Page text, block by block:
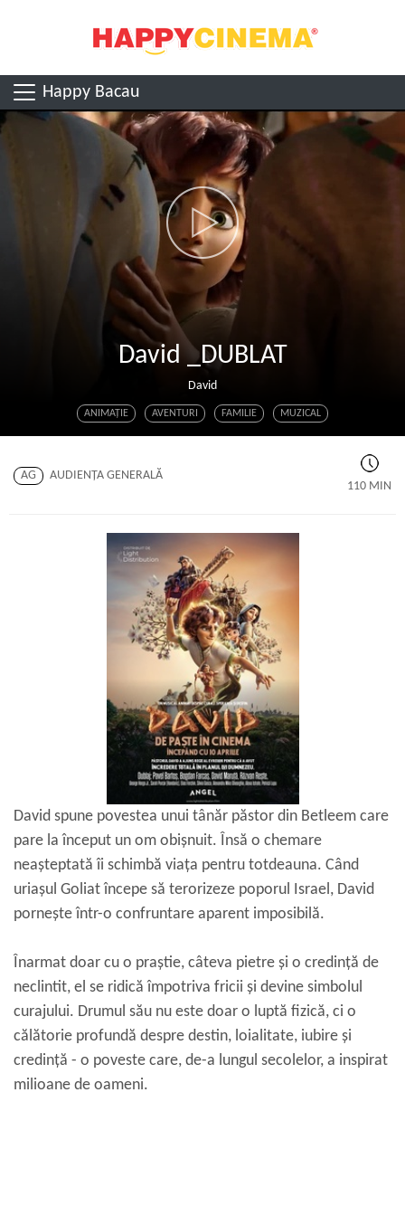
Happy Bacau
David _DUBLAT
David
ANIMAŢIE AVENTURI FAMILIE MUZICAL
AG
AUDIENŢA GENERALĂ
110 MIN
David spune povestea unui tânăr păstor din Betleem care
pare la început un om obișnuit. Însă o chemare
neașteptată îi schimbă viața pentru totdeauna. Când
uriașul Goliat începe să terorizeze poporul Israel, David
pornește într-o confruntare aparent imposibilă.
Înarmat doar cu o praștie, câteva pietre și o credință de
neclintit, el se ridică împotriva fricii și devine simbolul
curajului. Drumul său nu este doar o luptă fizică, ci o
călătorie profundă despre destin, loialitate, iubire și
credință - o poveste care, de-a lungul secolelor, a inspirat
milioane de oameni.